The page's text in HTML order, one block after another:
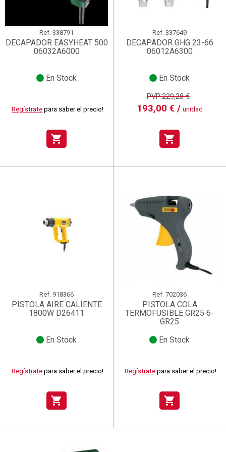
Ref. 338791
DECAPADOR EASYHEAT 500
06032A6000
En Stock
Regístrate para saber el precio!
shopping_cart
Ref. 337649
DECAPADOR GHG 23-66
06012A6300
En Stock
PVP:229,28 €
193,00 € / unidad
shopping_cart
Ref. 918366
PISTOLA AIRE CALIENTE
1800W D26411
En Stock
Regístrate para saber el precio!
shopping_cart
Ref. 702036
PISTOLA COLA
TERMOFUSIBLE GR25 6-
GR25
En Stock
Regístrate para saber el precio!
shopping_cart